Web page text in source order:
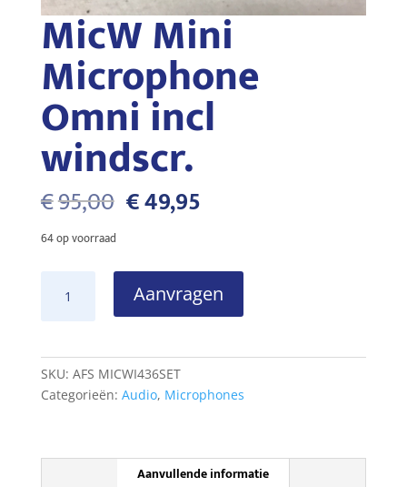
MicW Mini
Microphone
Omni incl
windscr.
€95,00 Oorspronkelijke
prijs
€95,00.
€49,95Huidige
€49,95.
64 op voorraad
Mini
Microphone
incl
windscr.
aantal
Aanvragen
SKU: AFS MICWI436SET
Categorieën: Audio, Microphones
Aanvullende informatie